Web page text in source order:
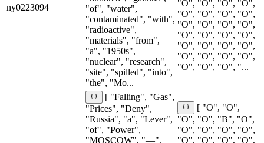
ny0223094
"of", "water",
"contaminated", "with",
"radioactive",
"materials", "from",
"a", "1950s",
"nuclear", "research",
"site", "spilled", "into",
"the", "Mo...
"O", "O", "O", "O",
"O", "O", "O", "O",
"O", "O", "O", "O",
"O", "O", "O", "O",
"O", "O", "O", "O",
"O", "O", "O", "O",
"O", "O", "O", "...
[ "Falling", "Gas",
"Prices", "Deny",
"Russia", "a", "Lever",
"of", "Power",
"MOSCOW", "—",
[ "O", "O",
"O", "O", "B", "O",
"O", "O", "O", "O",
"O", "O", "O", "O",